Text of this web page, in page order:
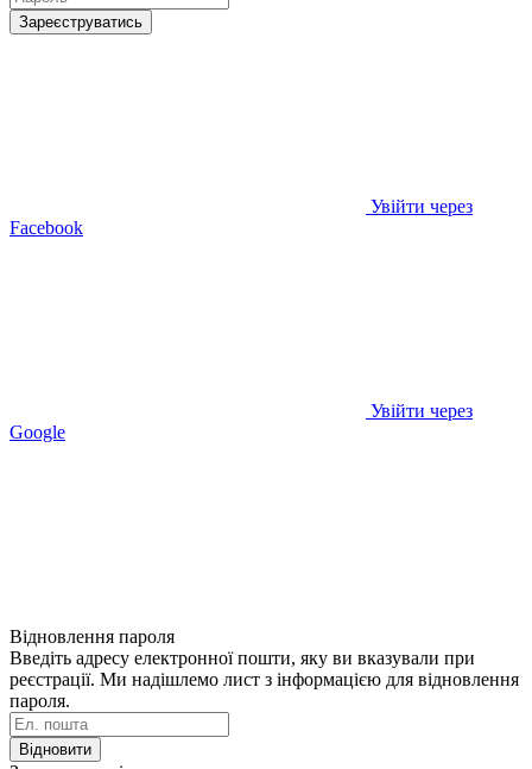
Зареєструватись
Увійти через
Facebook
Увійти через
Google
Відновлення пароля
Введіть адресу електронної пошти, яку ви вказували при
реєстрації. Ми надішлемо лист з інформацією для відновлення
пароля.
Відновити